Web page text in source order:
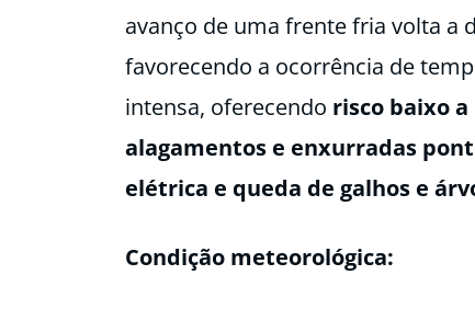
avanço de uma frente fria volta a
favorecendo a ocorrência de
intensa, oferecendo risco baixo
alagamentos e enxurradas
elétrica e queda de galhos e
Condição meteorológica: